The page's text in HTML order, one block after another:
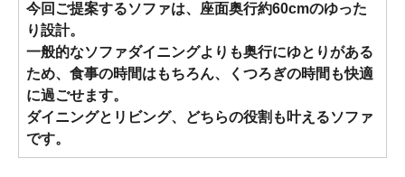
今回ご提案するソファは、座面奥行約60cmのゆった
り設計。
一般的なソファダイニングよりも奥行にゆとりがある
ため、食事の時間はもちろん、くつろぎの時間も快適
に過ごせます。
ダイニングとリビング、どちらの役割も叶えるソファ
です。